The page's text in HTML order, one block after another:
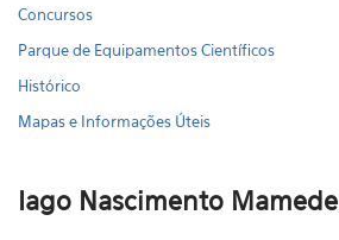
Concursos
Parque de Equipamentos Científicos
Histórico
Mapas e Informações Úteis
Iago Nascimento Mamede